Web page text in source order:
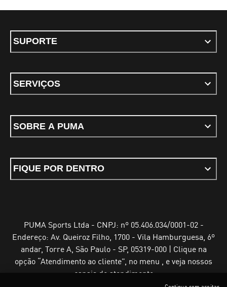
SUPORTE
SERVIÇOS
SOBRE A PUMA
FIQUE POR DENTRO
PUMA Sports Ltda - CNPJ: nº 05.406.034/0001-02 -
Endereço: Av. Queiroz Filho, 1700 - Vila Hamburguesa, 6º
andar, Torre A, São Paulo - SP, 05319-000 | Clique na
opção “Atendimento ao cliente”, no menu , e veja nossos
canais de atendimento